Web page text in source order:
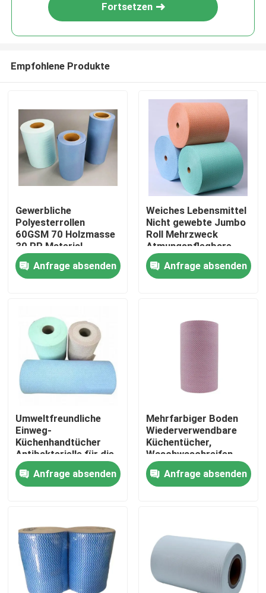
Zu Hause
Über uns
Werksbesichtigung
Qualitätskontrolle
Kontakt mit uns
Neuigkeiten
Nicht gewebte Gewebe
mit einem Durchmesser von mehr als 20 mm
Fortsetzen
Empfohlene Produkte
Gewerbliche
Polyesterrollen
60GSM 70 Holzmasse
30 PP Material
Dauerhaft
Anfrage absenden
Weiches Lebensmittel
Nicht gewebte Jumbo
Roll Mehrzweck
Atmungspflegbare
Sponnen gebunden
Anfrage absenden
Umweltfreundliche
Einweg-
Küchenhandtücher
Antibakterielle für die
Krankenhausreinigung
Anfrage absenden
Mehrfarbiger Boden
Wiederverwendbare
Küchentücher,
Waschwaschreifen
Anfrage absenden